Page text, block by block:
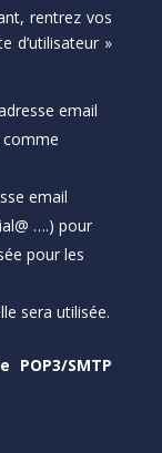
rentrez vos
d’utilisateur »
email
comme
email
….) pour
pour les
sera utilisée.
SMTP